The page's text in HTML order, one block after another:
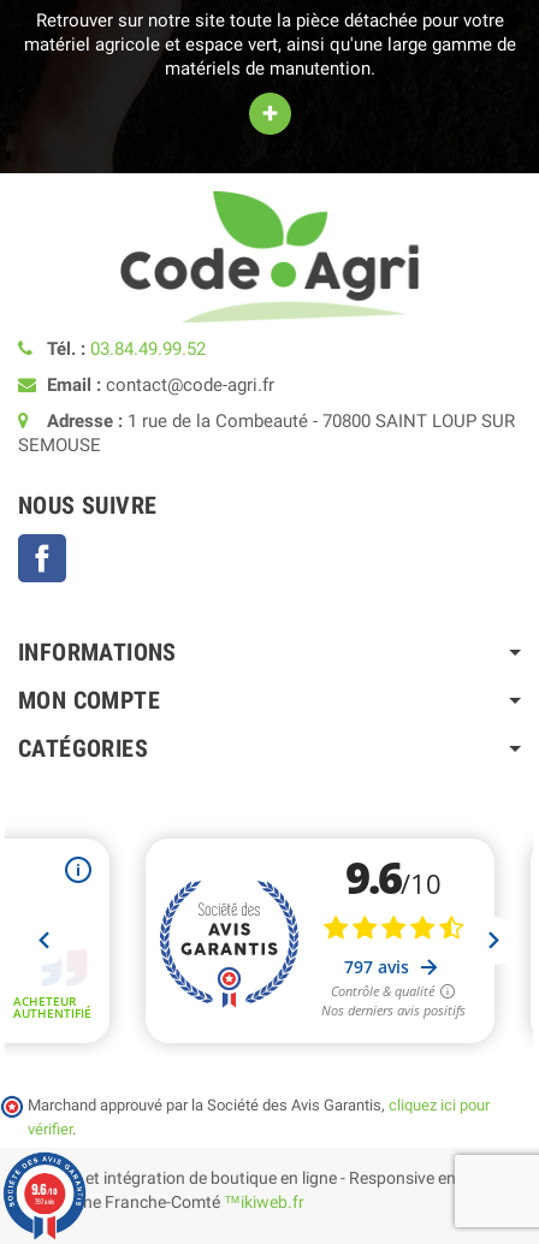
Retrouver sur notre site toute la pièce détachée pour votre
matériel agricole et espace vert, ainsi qu'une large gamme de
matériels de manutention.
+
Tél. : 03.84.49.99.52
Email : contact@code-agri.fr
Adresse : 1 rue de la Combeauté - 70800 SAINT LOUP SUR
SEMOUSE
NOUS SUIVRE
INFORMATIONS
MON COMPTE
CATÉGORIES
Marchand approuvé par la Société des Avis Garantis, cliquez ici pour
vérifier.
Création et intégration de boutique en ligne - Responsive en
Bourgogne Franche-Comté ™ikiweb.fr
9.6/10
797 avis